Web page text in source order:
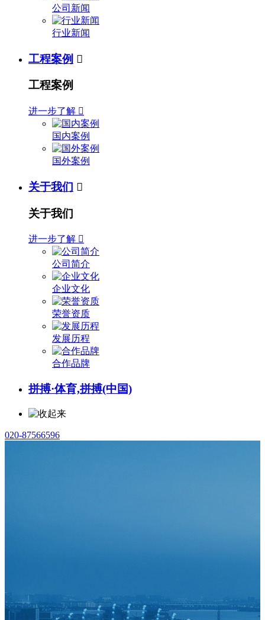
公司新闻
行业新闻
工程案例 
工程案例
进一步了解 
国内案例
国外案例
关于我们 
关于我们
进一步了解 
公司简介
企业文化
荣誉资质
发展历程
合作品牌
拼搏·体育,拼搏(中国)
020-87566596